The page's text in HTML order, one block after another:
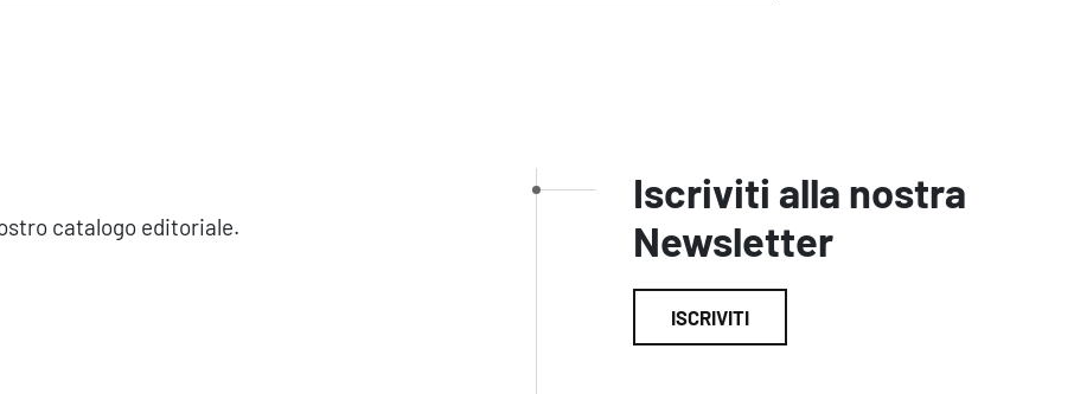
catalogo editoriale.
Iscriviti alla nostra
Newsletter
ISCRIVITI